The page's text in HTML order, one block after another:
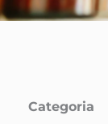
Categoria